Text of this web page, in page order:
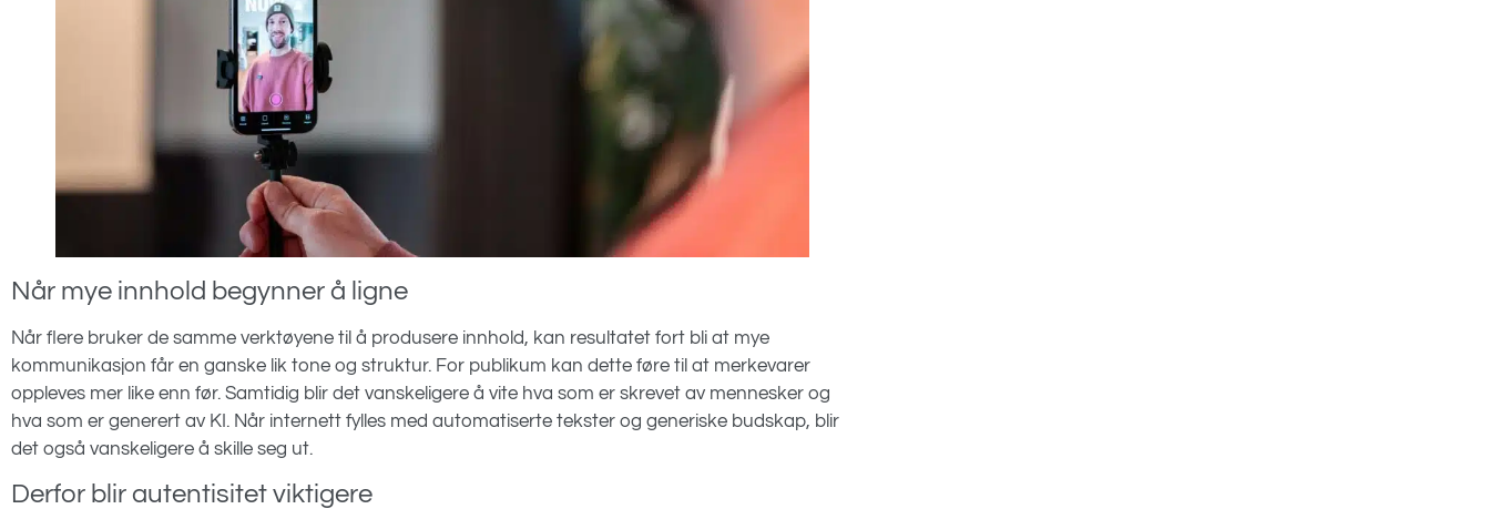
Når mye innhold begynner å ligne
Når flere bruker de samme verktøyene til å produsere innhold, kan resultatet fort bli at mye
kommunikasjon får en ganske lik tone og struktur. For publikum kan dette føre til at merkevarer
oppleves mer like enn før. Samtidig blir det vanskeligere å vite hva som er skrevet av mennesker og
hva som er generert av KI. Når internett fylles med automatiserte tekster og generiske budskap, blir
det også vanskeligere å skille seg ut.
Derfor blir autentisitet viktigere